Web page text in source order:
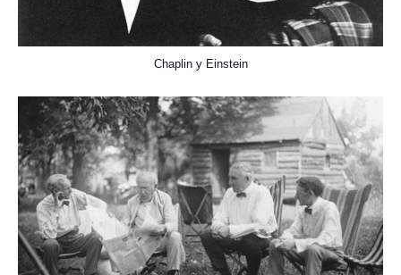
Chaplin y Einstein